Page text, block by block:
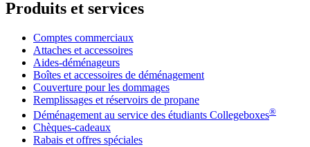
Produits et services
Comptes commerciaux
Attaches et accessoires
Aides-déménageurs
Boîtes et accessoires de déménagement
Couverture pour les dommages
Remplissages et réservoirs de propane
Déménagement au service des étudiants Collegeboxes®
Chèques-cadeaux
Rabais et offres spéciales